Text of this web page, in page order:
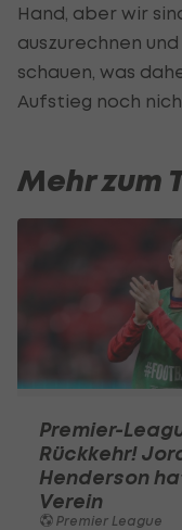
Hand, aber wir
auszurechnen
schauen, was
Aufstieg noch
Mehr zum
Premier-
Rückkehr!
Henderson
Verein
Premier League